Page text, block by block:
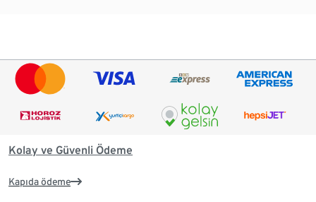
Kolay ve Güvenli Ödeme
Kapıda ödeme